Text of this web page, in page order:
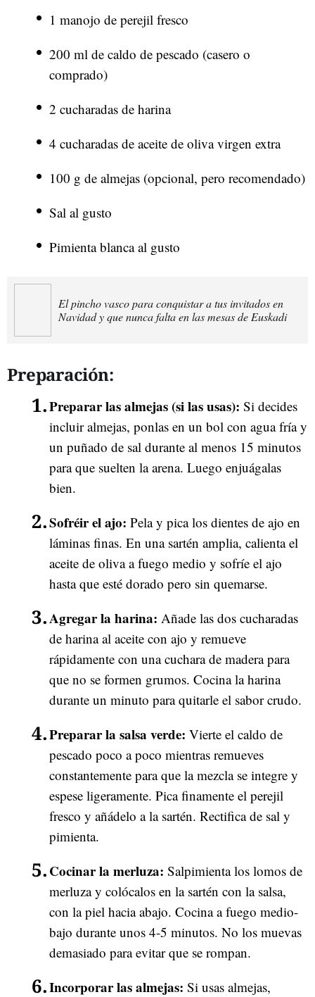
1 manojo de perejil fresco
200 ml de caldo de pescado (casero o
comprado)
2 cucharadas de harina
4 cucharadas de aceite de oliva virgen extra
100 g de almejas (opcional, pero recomendado)
Sal al gusto
Pimienta blanca al gusto
El pincho vasco para conquistar a tus invitados en
Navidad y que nunca falta en las mesas de Euskadi
Preparación:
Preparar las almejas (si las usas): Si decides
incluir almejas, ponlas en un bol con agua fría y
un puñado de sal durante al menos 15 minutos
para que suelten la arena. Luego enjuágalas
bien.
Sofréir el ajo: Pela y pica los dientes de ajo en
láminas finas. En una sartén amplia, calienta el
aceite de oliva a fuego medio y sofríe el ajo
hasta que esté dorado pero sin quemarse.
Agregar la harina: Añade las dos cucharadas
de harina al aceite con ajo y remueve
rápidamente con una cuchara de madera para
que no se formen grumos. Cocina la harina
durante un minuto para quitarle el sabor crudo.
Preparar la salsa verde: Vierte el caldo de
pescado poco a poco mientras remueves
constantemente para que la mezcla se integre y
espese ligeramente. Pica finamente el perejil
fresco y añádelo a la sartén. Rectifica de sal y
pimienta.
Cocinar la merluza: Salpimienta los lomos de
merluza y colócalos en la sartén con la salsa,
con la piel hacia abajo. Cocina a fuego medio-
bajo durante unos 4-5 minutos. No los muevas
demasiado para evitar que se rompan.
Incorporar las almejas: Si usas almejas,